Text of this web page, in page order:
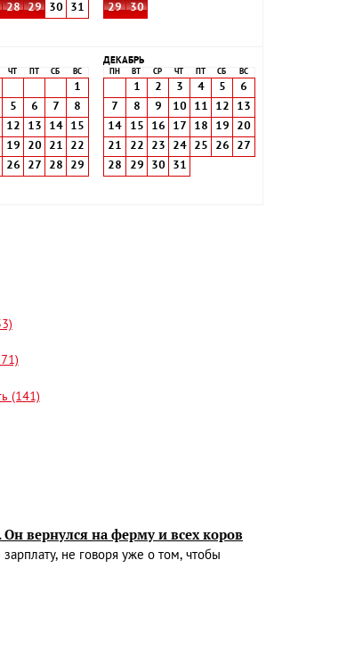
28 29 30 31
29
30
ЧТ СБ ВС
1
5 6 7
8
12 13 14
15
19 20 21
22
26 27 28
29
ДЕКАБРЬ
ПН ВТ СР ЧТ СБ ВС
1 2 3 4 5
6
7
8 9 10 11 12
13
14
15 16 17 18 19
20
21
22 23 24 25 26
27
28
29 30 31
(141)
вернулся на ферму и всех коров
не говоря уже о том, чтобы